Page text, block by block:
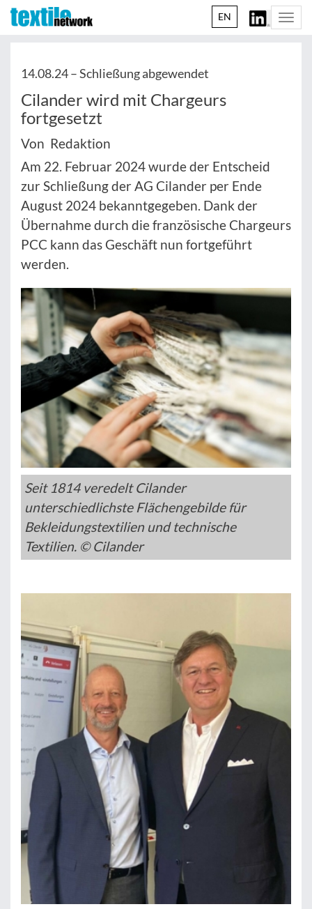
EN
14.08.24 –Schließung abgewendet
Cilander wird mit Chargeurs
fortgesetzt
Von Redaktion
Am 22. Februar 2024 wurde der Entscheid
zur Schließung der AG Cilander per Ende
August 2024 bekanntgegeben. Dank der
Übernahme durch die französische Chargeurs
PCC kann das Geschäft nun fortgeführt
werden.
Seit 1814 veredelt Cilander
unterschiedlichste Flächengebilde für
Bekleidungstextilien und technische
Textilien. © Cilander